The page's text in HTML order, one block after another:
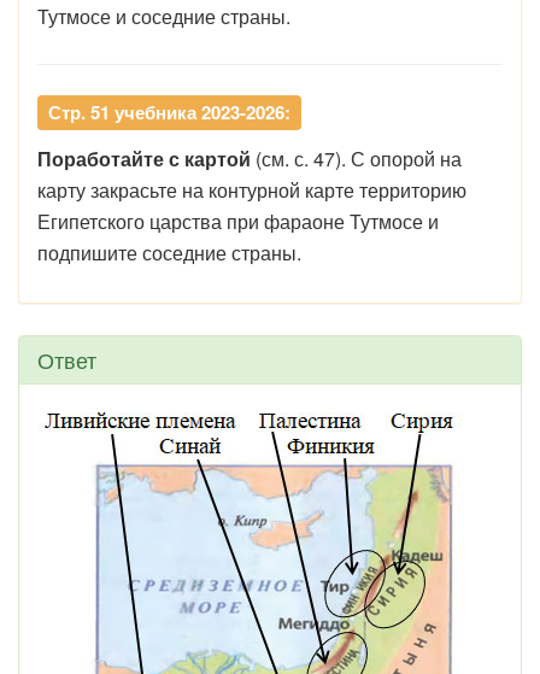
Тутмосе и соседние страны.
Стр. 51 учебника 2023-2026:
Поработайте с картой (см. с. 47). С опорой на
карту закрасьте на контурной карте территорию
Египетского царства при фараоне Тутмосе и
подпишите соседние страны.
Ответ